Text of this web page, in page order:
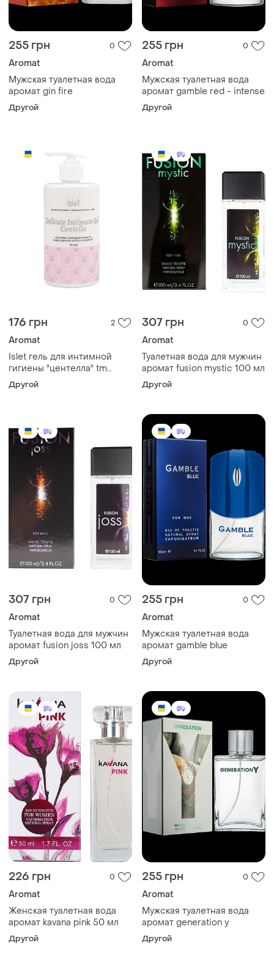
255 грн 0
Aromat
Мужская туалетная вода
аромат gin fire
Другой
255 грн 0
Aromat
Мужская туалетная вода
аромат gamble red - intense
Другой
176 грн 2
Aromat
Islet гель для интимной
гигиены "центелла" tm
aromat
Другой
307 грн 0
Aromat
Туалетная вода для мужчин
аромат fusion mystic 100 мл
Другой
307 грн 0
Aromat
Туалетная вода для мужчин
аромат fusion joss 100 мл
Другой
255 грн 0
Aromat
Мужская туалетная вода
аромат gamble blue
Другой
226 грн 0
Aromat
Женская туалетная вода
аромат kavana pink 50 мл
Другой
255 грн 0
Aromat
Мужская туалетная вода
аромат generation y
Другой